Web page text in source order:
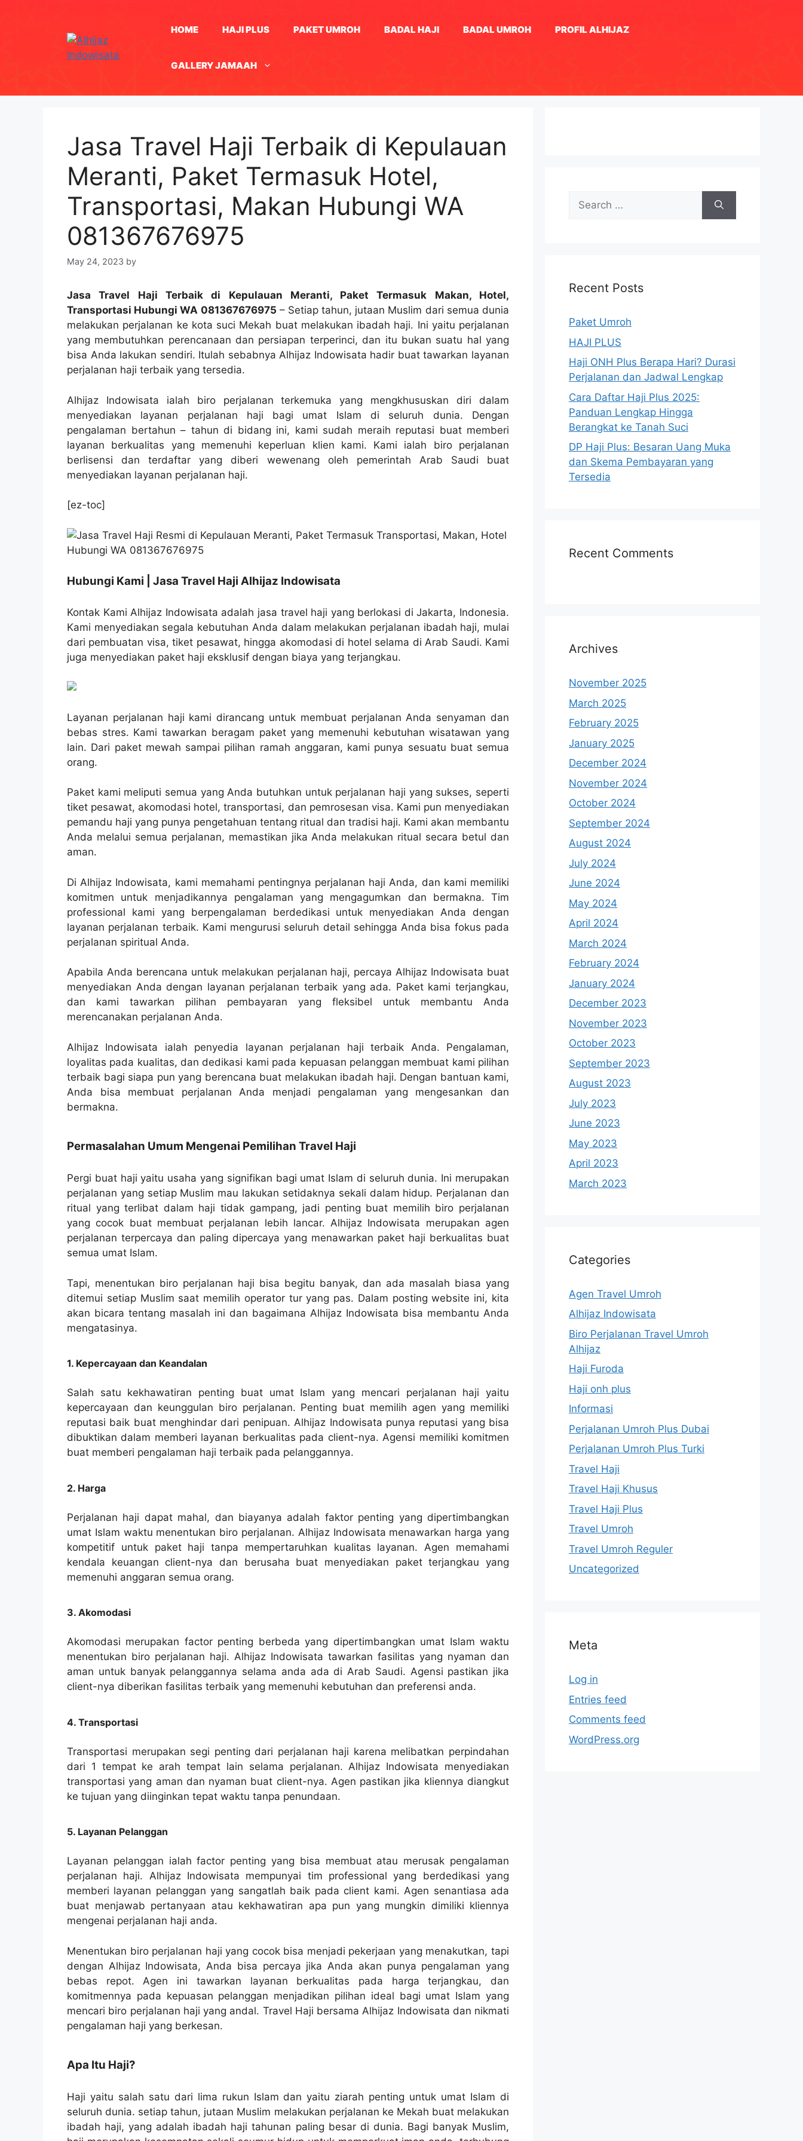
HOME HAJI PLUS PAKET UMROH BADAL HAJI BADAL UMROH PROFIL ALHIJAZ
GALLERY JAMAAH
Jasa Travel Haji Terbaik di Kepulauan
Meranti, Paket Termasuk Hotel,
Transportasi, Makan Hubungi WA
081367676975
May 24, 2023 by
Jasa Travel Haji Terbaik di Kepulauan Meranti, Paket Termasuk Makan, Hotel,
Transportasi Hubungi WA 081367676975 – Setiap tahun, jutaan Muslim dari semua dunia
melakukan perjalanan ke kota suci Mekah buat melakukan ibadah haji. Ini yaitu perjalanan
yang membutuhkan perencanaan dan persiapan terperinci, dan itu bukan suatu hal yang
bisa Anda lakukan sendiri. Itulah sebabnya Alhijaz Indowisata hadir buat tawarkan layanan
perjalanan haji terbaik yang tersedia.
Alhijaz Indowisata ialah biro perjalanan terkemuka yang mengkhususkan diri dalam
menyediakan layanan perjalanan haji bagi umat Islam di seluruh dunia. Dengan
pengalaman bertahun – tahun di bidang ini, kami sudah meraih reputasi buat memberi
layanan berkualitas yang memenuhi keperluan klien kami. Kami ialah biro perjalanan
berlisensi dan terdaftar yang diberi wewenang oleh pemerintah Arab Saudi buat
menyediakan layanan perjalanan haji.
[ez-toc]
Hubungi Kami | Jasa Travel Haji Alhijaz Indowisata
Kontak Kami Alhijaz Indowisata adalah jasa travel haji yang berlokasi di Jakarta, Indonesia.
Kami menyediakan segala kebutuhan Anda dalam melakukan perjalanan ibadah haji, mulai
dari pembuatan visa, tiket pesawat, hingga akomodasi di hotel selama di Arab Saudi. Kami
juga menyediakan paket haji eksklusif dengan biaya yang terjangkau.
Layanan perjalanan haji kami dirancang untuk membuat perjalanan Anda senyaman dan
bebas stres. Kami tawarkan beragam paket yang memenuhi kebutuhan wisatawan yang
lain. Dari paket mewah sampai pilihan ramah anggaran, kami punya sesuatu buat semua
orang.
Paket kami meliputi semua yang Anda butuhkan untuk perjalanan haji yang sukses, seperti
tiket pesawat, akomodasi hotel, transportasi, dan pemrosesan visa. Kami pun menyediakan
pemandu haji yang punya pengetahuan tentang ritual dan tradisi haji. Kami akan membantu
Anda melalui semua perjalanan, memastikan jika Anda melakukan ritual secara betul dan
aman.
Di Alhijaz Indowisata, kami memahami pentingnya perjalanan haji Anda, dan kami memiliki
komitmen untuk menjadikannya pengalaman yang mengagumkan dan bermakna. Tim
professional kami yang berpengalaman berdedikasi untuk menyediakan Anda dengan
layanan perjalanan terbaik. Kami mengurusi seluruh detail sehingga Anda bisa fokus pada
perjalanan spiritual Anda.
Apabila Anda berencana untuk melakukan perjalanan haji, percaya Alhijaz Indowisata buat
menyediakan Anda dengan layanan perjalanan terbaik yang ada. Paket kami terjangkau,
dan kami tawarkan pilihan pembayaran yang fleksibel untuk membantu Anda
merencanakan perjalanan Anda.
Alhijaz Indowisata ialah penyedia layanan perjalanan haji terbaik Anda. Pengalaman,
loyalitas pada kualitas, dan dedikasi kami pada kepuasan pelanggan membuat kami pilihan
terbaik bagi siapa pun yang berencana buat melakukan ibadah haji. Dengan bantuan kami,
Anda bisa membuat perjalanan Anda menjadi pengalaman yang mengesankan dan
bermakna.
Permasalahan Umum Mengenai Pemilihan Travel Haji
Pergi buat haji yaitu usaha yang signifikan bagi umat Islam di seluruh dunia. Ini merupakan
perjalanan yang setiap Muslim mau lakukan setidaknya sekali dalam hidup. Perjalanan dan
ritual yang terlibat dalam haji tidak gampang, jadi penting buat memilih biro perjalanan
yang cocok buat membuat perjalanan lebih lancar. Alhijaz Indowisata merupakan agen
perjalanan terpercaya dan paling dipercaya yang menawarkan paket haji berkualitas buat
semua umat Islam.
Tapi, menentukan biro perjalanan haji bisa begitu banyak, dan ada masalah biasa yang
ditemui setiap Muslim saat memilih operator tur yang pas. Dalam posting website ini, kita
akan bicara tentang masalah ini dan bagaimana Alhijaz Indowisata bisa membantu Anda
mengatasinya.
1. Kepercayaan dan Keandalan
Salah satu kekhawatiran penting buat umat Islam yang mencari perjalanan haji yaitu
kepercayaan dan keunggulan biro perjalanan. Penting buat memilih agen yang memiliki
reputasi baik buat menghindar dari penipuan. Alhijaz Indowisata punya reputasi yang bisa
dibuktikan dalam memberi layanan berkualitas pada client-nya. Agensi memiliki komitmen
buat memberi pengalaman haji terbaik pada pelanggannya.
2. Harga
Perjalanan haji dapat mahal, dan biayanya adalah faktor penting yang dipertimbangkan
umat Islam waktu menentukan biro perjalanan. Alhijaz Indowisata menawarkan harga yang
kompetitif untuk paket haji tanpa mempertaruhkan kualitas layanan. Agen memahami
kendala keuangan client-nya dan berusaha buat menyediakan paket terjangkau yang
memenuhi anggaran semua orang.
3. Akomodasi
Akomodasi merupakan factor penting berbeda yang dipertimbangkan umat Islam waktu
menentukan biro perjalanan haji. Alhijaz Indowisata tawarkan fasilitas yang nyaman dan
aman untuk banyak pelanggannya selama anda ada di Arab Saudi. Agensi pastikan jika
client-nya diberikan fasilitas terbaik yang memenuhi kebutuhan dan preferensi anda.
4. Transportasi
Transportasi merupakan segi penting dari perjalanan haji karena melibatkan perpindahan
dari 1 tempat ke arah tempat lain selama perjalanan. Alhijaz Indowisata menyediakan
transportasi yang aman dan nyaman buat client-nya. Agen pastikan jika kliennya diangkut
ke tujuan yang diinginkan tepat waktu tanpa penundaan.
5. Layanan Pelanggan
Layanan pelanggan ialah factor penting yang bisa membuat atau merusak pengalaman
perjalanan haji. Alhijaz Indowisata mempunyai tim professional yang berdedikasi yang
memberi layanan pelanggan yang sangatlah baik pada client kami. Agen senantiasa ada
buat menjawab pertanyaan atau kekhawatiran apa pun yang mungkin dimiliki kliennya
mengenai perjalanan haji anda.
Menentukan biro perjalanan haji yang cocok bisa menjadi pekerjaan yang menakutkan, tapi
dengan Alhijaz Indowisata, Anda bisa percaya jika Anda akan punya pengalaman yang
bebas repot. Agen ini tawarkan layanan berkualitas pada harga terjangkau, dan
komitmennya pada kepuasan pelanggan menjadikan pilihan ideal bagi umat Islam yang
mencari biro perjalanan haji yang andal. Travel Haji bersama Alhijaz Indowisata dan nikmati
pengalaman haji yang berkesan.
Apa Itu Haji?
Haji yaitu salah satu dari lima rukun Islam dan yaitu ziarah penting untuk umat Islam di
seluruh dunia. setiap tahun, jutaan Muslim melakukan perjalanan ke Mekah buat melakukan
ibadah haji, yang adalah ibadah haji tahunan paling besar di dunia. Bagi banyak Muslim,
Search
for:
Recent Posts
Paket Umroh
HAJI PLUS
Haji ONH Plus Berapa Hari? Durasi
Perjalanan dan Jadwal Lengkap
Cara Daftar Haji Plus 2025:
Panduan Lengkap Hingga
Berangkat ke Tanah Suci
DP Haji Plus: Besaran Uang Muka
dan Skema Pembayaran yang
Tersedia
Recent Comments
Archives
November 2025
March 2025
February 2025
January 2025
December 2024
November 2024
October 2024
September 2024
August 2024
July 2024
June 2024
May 2024
April 2024
March 2024
February 2024
January 2024
December 2023
November 2023
October 2023
September 2023
August 2023
July 2023
June 2023
May 2023
April 2023
March 2023
Categories
Agen Travel Umroh
Alhijaz Indowisata
Biro Perjalanan Travel Umroh
Alhijaz
Haji Furoda
Haji onh plus
Informasi
Perjalanan Umroh Plus Dubai
Perjalanan Umroh Plus Turki
Travel Haji
Travel Haji Khusus
Travel Haji Plus
Travel Umroh
Travel Umroh Reguler
Uncategorized
Meta
Log in
Entries feed
Comments feed
WordPress.org